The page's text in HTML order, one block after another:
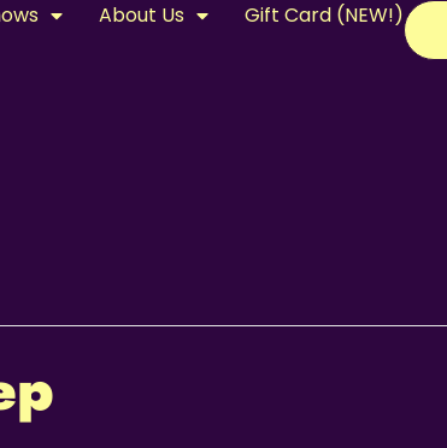
About Us Gift Card (NEW!)